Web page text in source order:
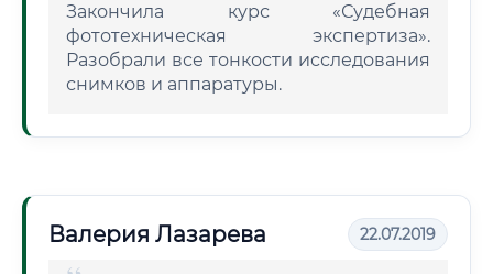
Закончила курс «Судебная
фототехническая экспертиза».
Разобрали все тонкости исследования
снимков и аппаратуры.
Валерия Лазарева 22.07.2019